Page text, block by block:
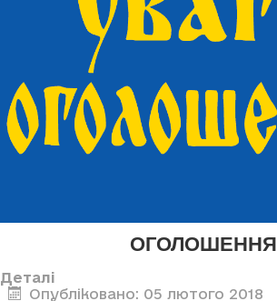
ОГОЛОШЕННЯ
Деталі
Опубліковано: 05 лютого 2018